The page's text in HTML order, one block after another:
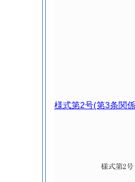
様式第2号(第3条関